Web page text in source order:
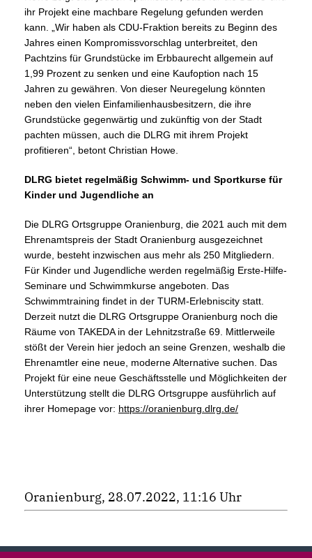
ihr Projekt eine machbare Regelung gefunden werden
kann. „Wir haben als CDU-Fraktion bereits zu Beginn des
Jahres einen Kompromissvorschlag unterbreitet, den
Pachtzins für Grundstücke im Erbbaurecht allgemein auf
1,99 Prozent zu senken und eine Kaufoption nach 15
Jahren zu gewähren. Von dieser Neuregelung könnten
neben den vielen Einfamilienhausbesitzern, die ihre
Grundstücke gegenwärtig und zukünftig von der Stadt
pachten müssen, auch die DLRG mit ihrem Projekt
profitieren“, betont Christian Howe.
DLRG bietet regelmäßig Schwimm- und Sportkurse für
Kinder und Jugendliche an
Die DLRG Ortsgruppe Oranienburg, die 2021 auch mit dem
Ehrenamtspreis der Stadt Oranienburg ausgezeichnet
wurde, besteht inzwischen aus mehr als 250 Mitgliedern.
Für Kinder und Jugendliche werden regelmäßig Erste-Hilfe-
Seminare und Schwimmkurse angeboten. Das
Schwimmtraining findet in der TURM-Erlebniscity statt.
Derzeit nutzt die DLRG Ortsgruppe Oranienburg noch die
Räume von TAKEDA in der Lehnitzstraße 69. Mittlerweile
stößt der Verein hier jedoch an seine Grenzen, weshalb die
Ehrenamtler eine neue, moderne Alternative suchen. Das
Projekt für eine neue Geschäftsstelle und Möglichkeiten der
Unterstützung stellt die DLRG Ortsgruppe ausführlich auf
ihrer Homepage vor: https://oranienburg.dlrg.de/
Oranienburg, 28.07.2022, 11:16 Uhr